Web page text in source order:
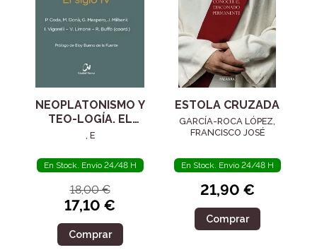
NEOPLATONISMO Y
TEO-LOGÍA. EL
SIGLO IV
, E
En Stock. Envío 24/48 H
18,00 €
17,10 €
Comprar
ESTOLA CRUZADA
GARCÍA-ROCA LÓPEZ,
FRANCISCO JOSÉ
En Stock. Envío 24/48 H
21,90 €
Comprar